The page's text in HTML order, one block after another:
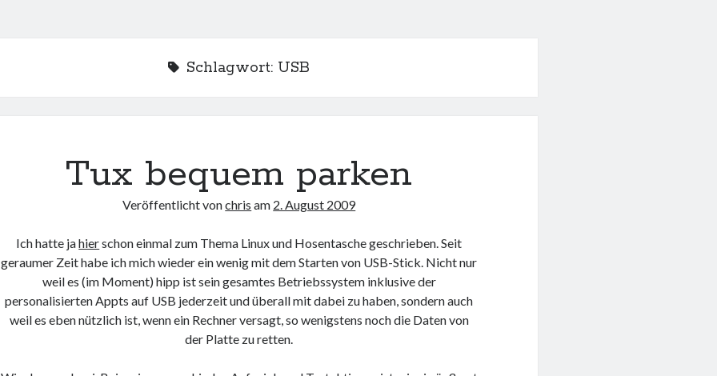
Schlagwort: USB
Tux bequem parken
Veröffentlicht vonchris am 2. August 2009
Ich hatte jahierschon einmal zum Thema Linux und Hosentasche geschrieben. Seit
geraumer Zeit habe ich mich wieder ein wenig mit dem Starten von USB-Stick. Nicht nur
weil es (im Moment) hipp ist sein gesamtes Betriebssystem inklusive der
personalisierten Appts auf USB jederzeit und überall mit dabei zu haben, sondern auch
weil es eben nützlich ist, wenn ein Rechner versagt, so wenigstens noch die Daten von
der Platte zu retten.